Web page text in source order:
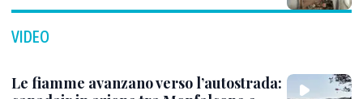
VIDEO
Le fiamme avanzano verso l’autostrada: